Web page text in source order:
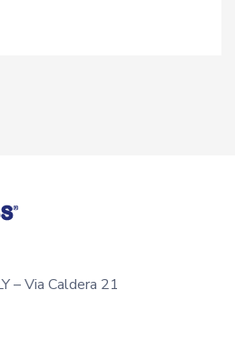
– Via Caldera 21